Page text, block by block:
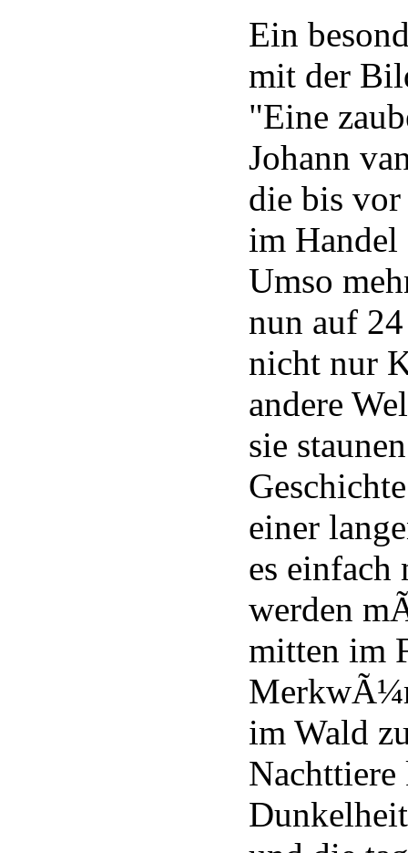
Ein
mit der
"Eine
Johann
die bis
im
Umso
nun auf
nicht nur
andere
sie
einer
es
werden
mitten im
im Wald